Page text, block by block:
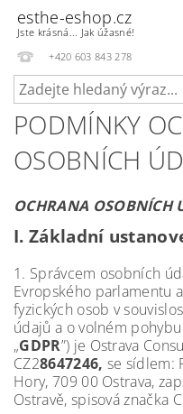
esthe-eshop.cz
Jste krásná... Jak úžasné!
+420 603 843 278
PODMÍNKY
OSOBNÍCH
OCHRANA OSOBNÍCH
I. Základní
1. Správcem osobních
Evropského parlamentu
fyzických osob v
údajů a o volném
„GDPR”) je Ostrava
CZ28647246, se sídlem:
Hory, 709 00 Ostrava,
Ostravě, spisová značka